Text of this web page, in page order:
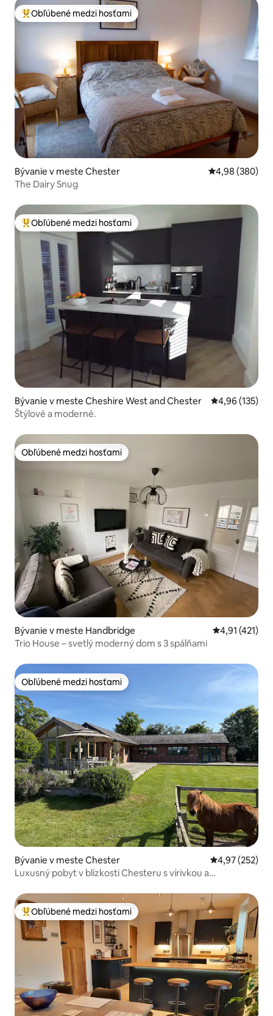
Najobľúbenejšie medzi hosťami
Obľúbené medzi hosťami
Bývanie v meste Chester Priemerné
4,98 (380)
The Dairy Snug
Najobľúbenejšie medzi hosťami
Obľúbené medzi hosťami
Bývanie v meste Cheshire West and Chester Priemerné
4,96 (135)
Štýlové a moderné.
Obľúbené medzi hosťami
Obľúbené medzi hosťami
Bývanie v meste Handbridge Priemerné
4,91 (421)
Trio House – svetlý moderný dom s 3 spálňami
Obľúbené medzi hosťami
Obľúbené medzi hosťami
Bývanie v meste Chester Priemerné
4,97 (252)
Luxusný pobyt v blízkosti Chesteru s vírivkou a
Najobľúbenejšie medzi hosťami
Obľúbené medzi hosťami